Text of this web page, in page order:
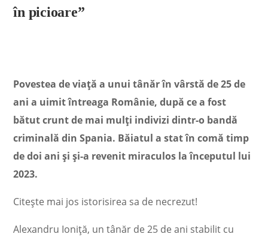
în picioare”
Povestea de viață a unui tânăr în vârstă de 25 de
ani a uimit întreaga Românie, după ce a fost
bătut crunt de mai mulți indivizi dintr-o bandă
criminală din Spania. Băiatul a stat în comă timp
de doi ani și și-a revenit miraculos la începutul lui
2023.
Citește mai jos istorisirea sa de necrezut!
Alexandru Ioniță, un tânăr de 25 de ani stabilit cu